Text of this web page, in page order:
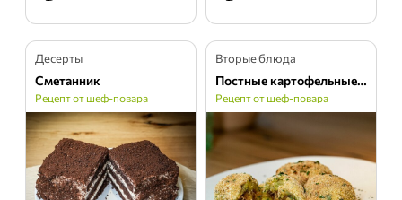
Десерты
Сметанник
Рецепт от шеф-повара
Вторые блюда
Постные картофельные биточки с грибной начинкой
Рецепт от шеф-повара